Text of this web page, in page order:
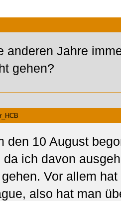
anderen Jahre
gehen?
den 10 August
ich davon
Vor allem
also hat man